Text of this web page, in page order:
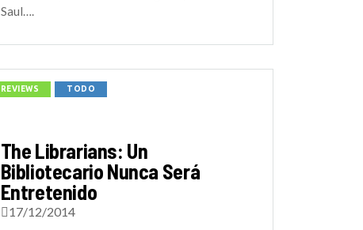
Saul….
REVIEWS TODO
The Librarians: Un
Bibliotecario Nunca Será
Entretenido
17/12/2014